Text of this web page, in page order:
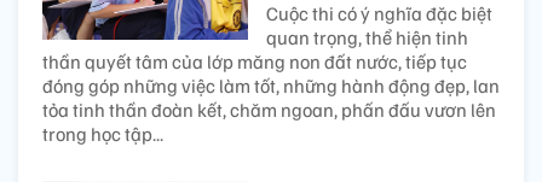
Cuộc thi có ý nghĩa đặc biệt
quan trọng, thể hiện tinh
thần quyết tâm của lớp măng non đất nước, tiếp tục
đóng góp những việc làm tốt, những hành động đẹp, lan
tỏa tinh thần đoàn kết, chăm ngoan, phấn đấu vươn lên
trong học tập...